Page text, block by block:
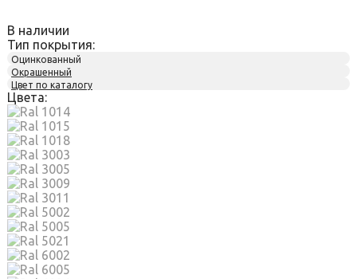
В наличии
Тип покрытия:
Оцинкованный
Окрашенный
Цвет по каталогу
Цвета: